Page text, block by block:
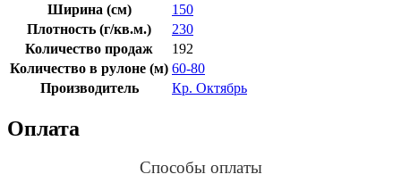
Ширина (см)
150
Плотность (г/кв.м.)
230
Количество продаж
192
Количество в рулоне (м) 60-80
Производитель
Кр. Октябрь
Оплата
Способы оплаты